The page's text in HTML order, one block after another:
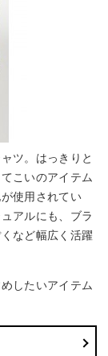
ツ。はっきりと
こいのアイテム
使用されてい
アルにも、ブラ
など幅広く活躍
したいアイテム